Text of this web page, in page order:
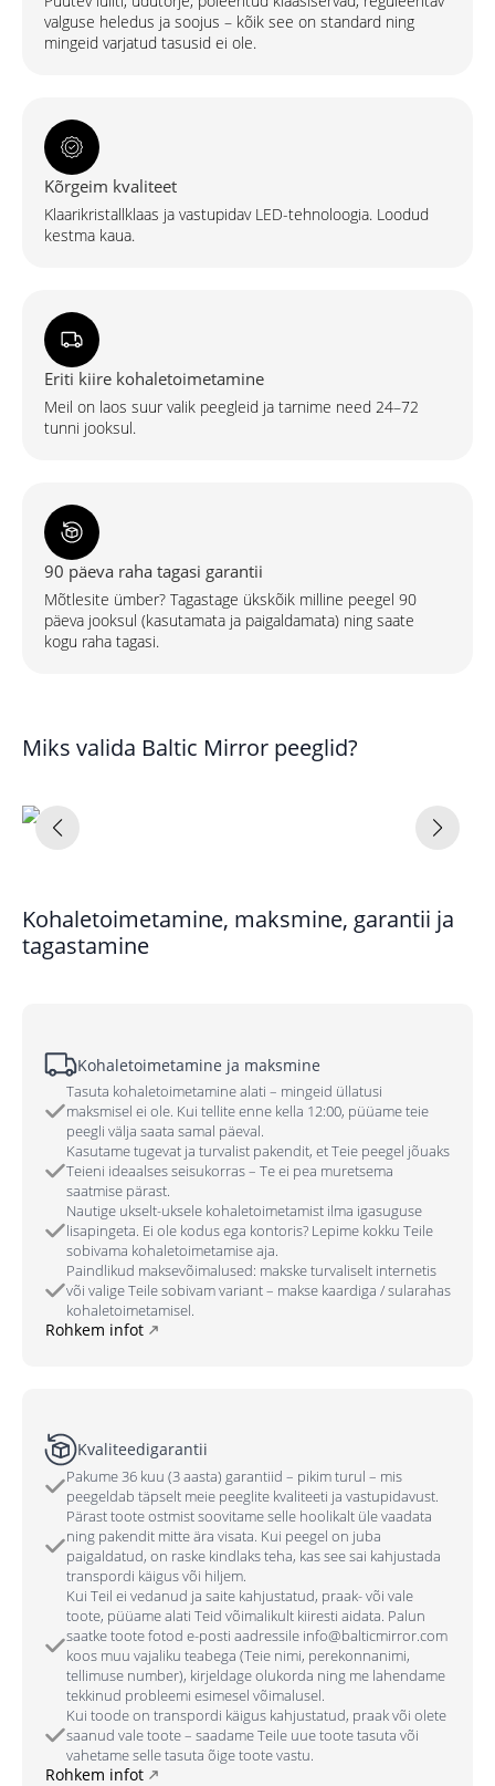
kogus
valguse heledus ja soojus – kõik see on standard ning
mingeid varjatud tasusid ei ole.
Kõrgeim kvaliteet
Klaarikristallklaas ja vastupidav LED-tehnoloogia. Loodud
kestma kaua.
Eriti kiire kohaletoimetamine
Meil on laos suur valik peegleid ja tarnime need 24–72
tunni jooksul.
90 päeva raha tagasi garantii
Mõtlesite ümber? Tagastage ükskõik milline peegel 90
päeva jooksul (kasutamata ja paigaldamata) ning saate
kogu raha tagasi.
Miks valida Baltic Mirror peeglid?
Kohaletoimetamine, maksmine, garantii ja
tagastamine
Kohaletoimetamine ja maksmine
Tasuta kohaletoimetamine alati – mingeid üllatusi
maksmisel ei ole. Kui tellite enne kella 12:00, püüame teie
peegli välja saata samal päeval.
Kasutame tugevat ja turvalist pakendit, et Teie peegel jõuaks
Teieni ideaalses seisukorras – Te ei pea muretsema
saatmise pärast.
Nautige ukselt-uksele kohaletoimetamist ilma igasuguse
lisapingeta. Ei ole kodus ega kontoris? Lepime kokku Teile
sobivama kohaletoimetamise aja.
Paindlikud maksevõimalused: makske turvaliselt internetis
või valige Teile sobivam variant – makse kaardiga / sularahas
kohaletoimetamisel.
Rohkem infot
Kvaliteedigarantii
Pakume 36 kuu (3 aasta) garantiid – pikim turul – mis
peegeldab täpselt meie peeglite kvaliteeti ja vastupidavust.
Pärast toote ostmist soovitame selle hoolikalt üle vaadata
ning pakendit mitte ära visata. Kui peegel on juba
paigaldatud, on raske kindlaks teha, kas see sai kahjustada
transpordi käigus või hiljem.
Kui Teil ei vedanud ja saite kahjustatud, praak- või vale
toote, püüame alati Teid võimalikult kiiresti aidata. Palun
saatke toote fotod e-posti aadressile info@balticmirror.com
koos muu vajaliku teabega (Teie nimi, perekonnanimi,
tellimuse number), kirjeldage olukorda ning me lahendame
tekkinud probleemi esimesel võimalusel.
Kui toode on transpordi käigus kahjustatud, praak või olete
saanud vale toote – saadame Teile uue toote tasuta või
vahetame selle tasuta õige toote vastu.
Rohkem infot